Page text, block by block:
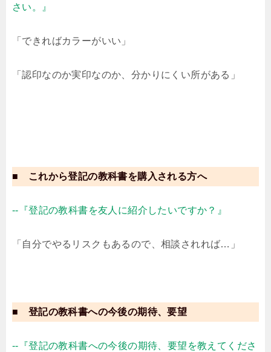
さい。』
「できればカラーがいい」
「認印なのか実印なのか、分かりにくい所がある」
■ これから登記の教科書を購入される方へ
--『登記の教科書を友人に紹介したいですか？』
「自分でやるリスクもあるので、相談されれば…」
■ 登記の教科書への今後の期待、要望
--『登記の教科書への今後の期待、要望を教えてくださ